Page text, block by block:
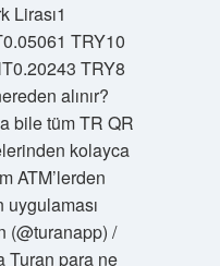
Lirası1
TRY10
TRY8
alınır?
bile tüm TR QR
kolayca
ATM’lerden
(@turanapp) /
Turan para ne